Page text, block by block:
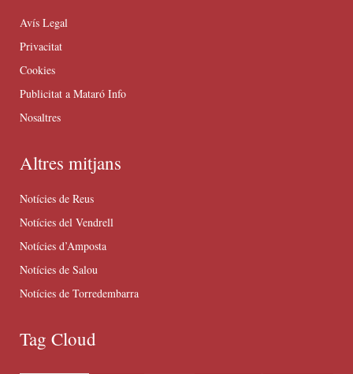
Avís Legal
Privacitat
Cookies
Publicitat a Mataró Info
Nosaltres
Altres mitjans
Notícies de Reus
Notícies del Vendrell
Notícies d’Amposta
Notícies de Salou
Notícies de Torredembarra
Tag Cloud